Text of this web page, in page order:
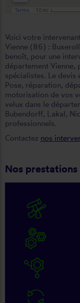
Voici votre
Vienne (86) :
benoît, pour une
département Vienne,
spécialistes. Le devis
Pose, réparation,
motorisation de vos
velux dans le
Bubendorff, Lakal,
professionnels.
Contactez nos
Nos prestations